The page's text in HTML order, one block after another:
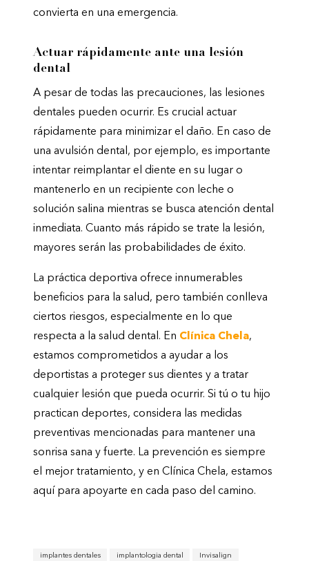
convierta en una emergencia.
Actuar rápidamente ante una lesión
dental
A pesar de todas las precauciones, las lesiones
dentales pueden ocurrir. Es crucial actuar
rápidamente para minimizar el daño. En caso de
una avulsión dental, por ejemplo, es importante
intentar reimplantar el diente en su lugar o
mantenerlo en un recipiente con leche o
solución salina mientras se busca atención dental
inmediata. Cuanto más rápido se trate la lesión,
mayores serán las probabilidades de éxito.
La práctica deportiva ofrece innumerables
beneficios para la salud, pero también conlleva
ciertos riesgos, especialmente en lo que
respecta a la salud dental. En Clínica Chela,
estamos comprometidos a ayudar a los
deportistas a proteger sus dientes y a tratar
cualquier lesión que pueda ocurrir. Si tú o tu hijo
practican deportes, considera las medidas
preventivas mencionadas para mantener una
sonrisa sana y fuerte. La prevención es siempre
el mejor tratamiento, y en Clínica Chela, estamos
aquí para apoyarte en cada paso del camino.
implantes dentales implantologia dental Invisalign